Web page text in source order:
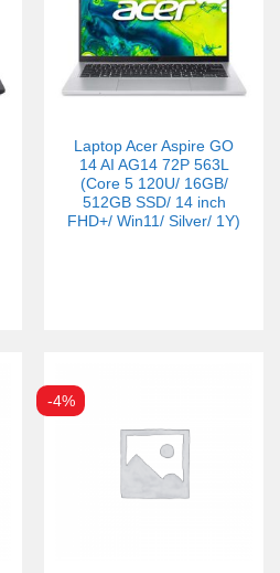
Laptop Acer Aspire GO
14 AI AG14 72P 563L
(Core 5 120U/ 16GB/
512GB SSD/ 14 inch
FHD+/ Win11/ Silver/ 1Y)
-4%